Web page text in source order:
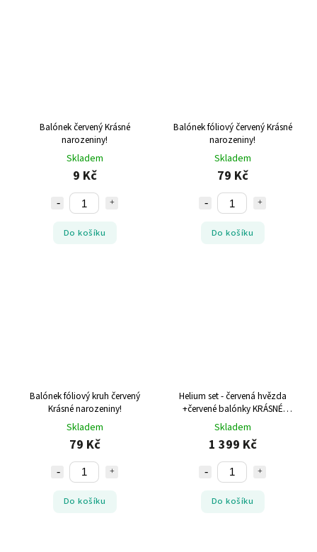
Balónek červený Krásné
narozeniny!
Skladem
9 Kč
Do košíku
Balónek fóliový červený Krásné
narozeniny!
Skladem
79 Kč
Do košíku
Balónek fóliový kruh červený
Krásné narozeniny!
Skladem
79 Kč
Do košíku
Helium set - červená hvězda
+červené balónky KRÁSNÉ
NAROZENINY
Skladem
1 399 Kč
Do košíku